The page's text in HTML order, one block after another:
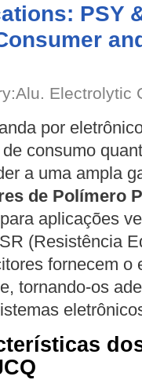
PSY
Electrolytic
por
consumo
a uma ampla
de Polímero
aplicações
(Resistência
fornecem o
tornando-os